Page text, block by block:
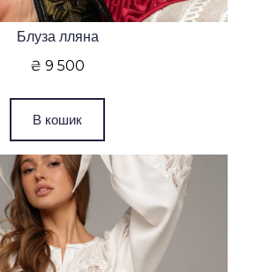
Блуза лляна
₴ 9 500
В кошик